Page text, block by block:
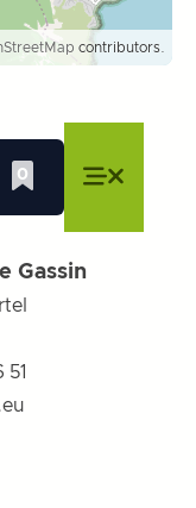
contributors.
op
sluiten
0
Whishlist
Gassin
51